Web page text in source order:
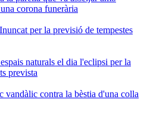
corona funerària
per la previsió de tempestes
naturals el dia l'eclipsi per la
prevista
vandàlic contra la bèstia d'una colla